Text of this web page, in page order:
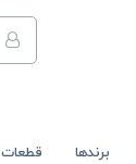
برندها قطعات